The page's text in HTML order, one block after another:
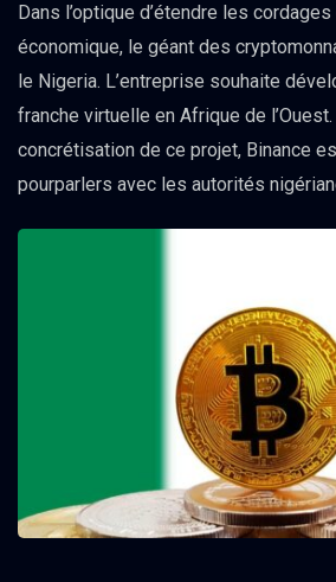
Dans l’optique d’étendre les
économique, le géant des
le Nigeria. L’entreprise souhaite
franche virtuelle en Afrique de
concrétisation de ce projet, Binance
pourparlers avec les autorités